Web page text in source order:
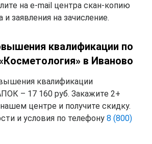
на e-mail центра скан-копию
и заявления на зачисление.
квалификации по
в Иваново
квалификации
– 17 160 руб. Закажите 2+
центре и получите скидку.
и условия по телефону 8 (800)